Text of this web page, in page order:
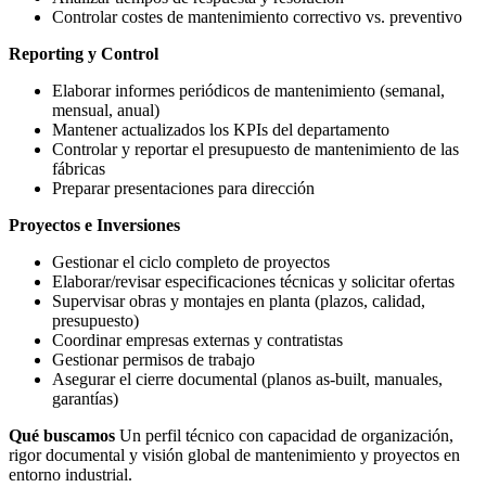
Controlar costes de mantenimiento correctivo vs. preventivo
Reporting y Control
Elaborar informes periódicos de mantenimiento (semanal,
mensual, anual)
Mantener actualizados los KPIs del departamento
Controlar y reportar el presupuesto de mantenimiento de las
fábricas
Preparar presentaciones para dirección
Proyectos e Inversiones
Gestionar el ciclo completo de proyectos
Elaborar/revisar especificaciones técnicas y solicitar ofertas
Supervisar obras y montajes en planta (plazos, calidad,
presupuesto)
Coordinar empresas externas y contratistas
Gestionar permisos de trabajo
Asegurar el cierre documental (planos as-built, manuales,
garantías)
Qué buscamos Un perfil técnico con capacidad de organización,
rigor documental y visión global de mantenimiento y proyectos en
entorno industrial.